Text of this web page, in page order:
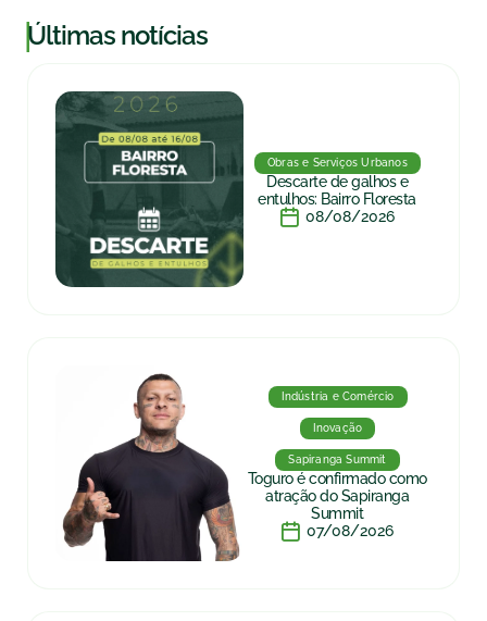
|Últimas notícias
Obras e Serviços Urbanos
Descarte de galhos e
entulhos: Bairro Floresta
08/08/2026
Indústria e Comércio
Inovação
Sapiranga Summit
Toguro é confirmado como
atração do Sapiranga
Summit
07/08/2026